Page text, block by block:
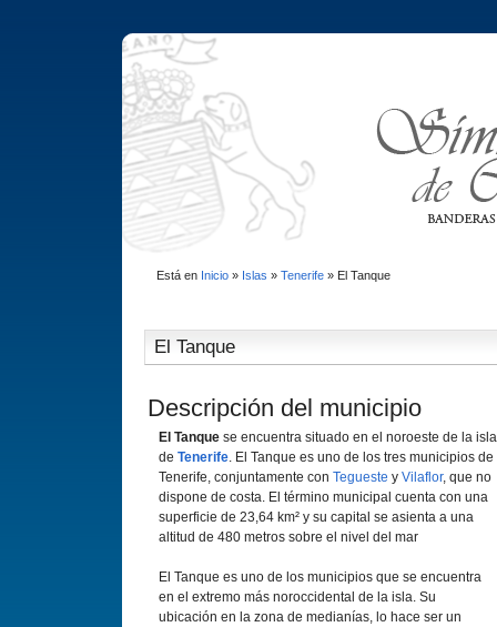
Está en Inicio» Islas » Tenerife» El Tanque
El Tanque
Descripción del municipio
El Tanque se encuentra situado en el noroeste de la isla
de Tenerife. El Tanque es uno de los tres municipios de
Tenerife, conjuntamente con Tegueste y Vilaflor, que no
dispone de costa. El término municipal cuenta con una
superficie de 23,64 km² y su capital se asienta a una
altitud de 480 metros sobre el nivel del mar
El Tanque es uno de los municipios que se encuentra
en el extremo más noroccidental de la isla. Su
ubicación en la zona de medianías, lo hace ser un